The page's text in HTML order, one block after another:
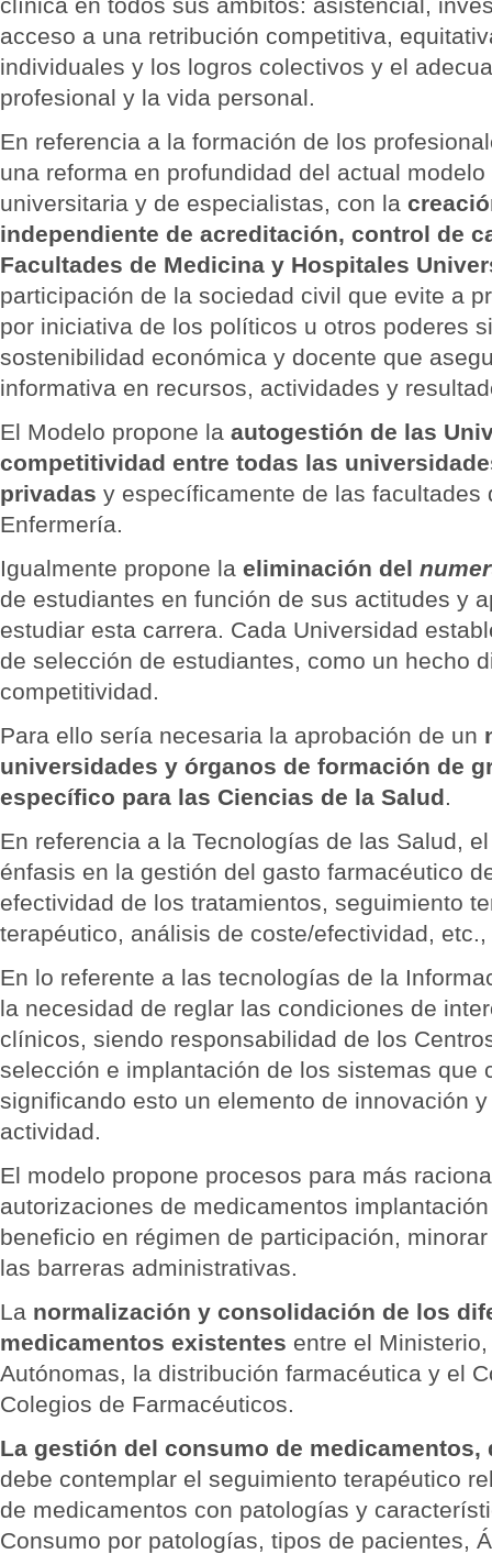
acceso a una retribución competitiva,
individuales y los logros colectivos y el
profesional y la vida personal.
En referencia a la formación de los
una reforma en profundidad del actual
universitaria y de especialistas, con la
independiente de acreditación, control de
Facultades de Medicina y Hospitales
participación de la sociedad civil que evite a
por iniciativa de los políticos u otros poderes
sostenibilidad económica y docente que
informativa en recursos, actividades y
El Modelo propone la autogestión de las
competitividad entre todas las
privadas y específicamente de las facultades
Enfermería.
Igualmente propone la eliminación del
de estudiantes en función de sus actitudes y
estudiar esta carrera. Cada Universidad
de selección de estudiantes, como un hecho
competitividad.
Para ello sería necesaria la aprobación de un
universidades y órganos de formación de
específico para las Ciencias de la Salud.
En referencia a la Tecnologías de las Salud,
énfasis en la gestión del gasto farmacéutico
efectividad de los tratamientos, seguimiento
terapéutico, análisis de coste/efectividad,
En lo referente a las tecnologías de la
la necesidad de reglar las condiciones de
clínicos, siendo responsabilidad de los
selección e implantación de los sistemas que
significando esto un elemento de innovación
actividad.
El modelo propone procesos para más
autorizaciones de medicamentos
beneficio en régimen de participación,
las barreras administrativas.
La normalización y consolidación de los
medicamentos existentes entre el
Autónomas, la distribución farmacéutica y el
Colegios de Farmacéuticos.
La gestión del consumo de medicamentos,
debe contemplar el seguimiento terapéutico
de medicamentos con patologías y
Consumo por patologías, tipos de pacientes,